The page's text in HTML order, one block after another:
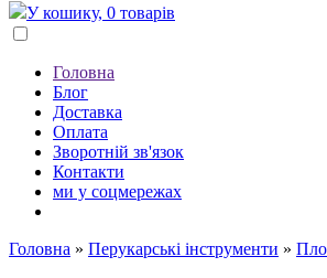
У кошику, 0 товарів
Головна
Блог
Доставка
Оплата
Зворотній зв'язок
Контакти
ми у соцмережах
Головна » Перукарські інструменти »